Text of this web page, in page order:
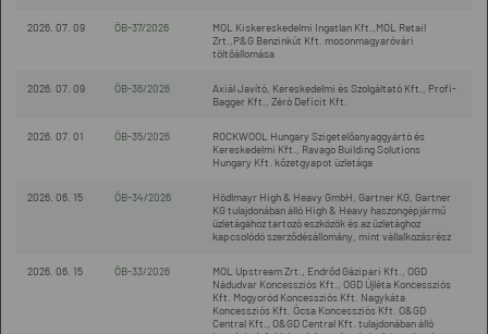
2026. 07. 09 ÖB-37/2026
MOL Kiskereskedelmi Ingatlan Kft.,MOL Retail
Zrt.,P&G Benzinkút Kft. mosonmagyaróvári
töltőállomása
2026. 07. 09 ÖB-36/2026
Axiál Javító, Kereskedelmi és Szolgáltató Kft., Profi-
Bagger Kft., Zéró Deficit Kft.
2026. 07. 01 ÖB-35/2026
ROCKWOOL Hungary Szigetelőanyaggyártó és
Kereskedelmi Kft., Ravago Building Solutions
Hungary Kft. kőzetgyapot üzletága
2026. 06. 15 ÖB-34/2026
Hödlmayr High & Heavy GmbH, Gartner KG, Gartner
KG tulajdonában álló High & Heavy haszongépjármű
üzletágához tartozó eszközök és az üzletághoz
kapcsolódó szerződésállomány, mint vállalkozásrész
2026. 06. 15 ÖB-33/2026
MOL Upstream Zrt., Endrőd Gázipari Kft., OGD
Nádudvar Koncessziós Kft., OGD Újléta Koncessziós
Kft. Mogyoród Koncessziós Kft. Nagykáta
Koncessziós Kft. Ócsa Koncessziós Kft. O&GD
Central Kft., O&GD Central Kft. tulajdonában álló